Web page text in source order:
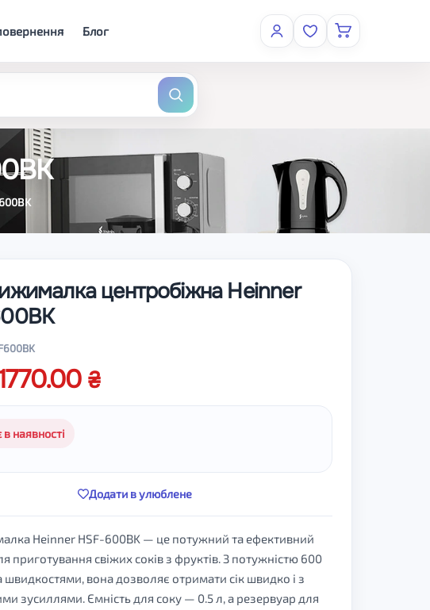
Блог
центробіжна Heinner
наявності
Додати в улюблене
Heinner HSF-600BK — це потужний та ефективний
приготування свіжих соків з фруктів. З потужністю 600
швидкостями, вона дозволяє отримати сік швидко і з
зусиллями. Ємність для соку — 0.5 л, а резервуар для